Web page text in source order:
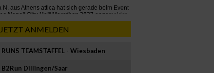
JETZT ANMELDEN
RUN5 TEAMSTAFFEL - Wiesbaden
B2Run Dillingen/Saar